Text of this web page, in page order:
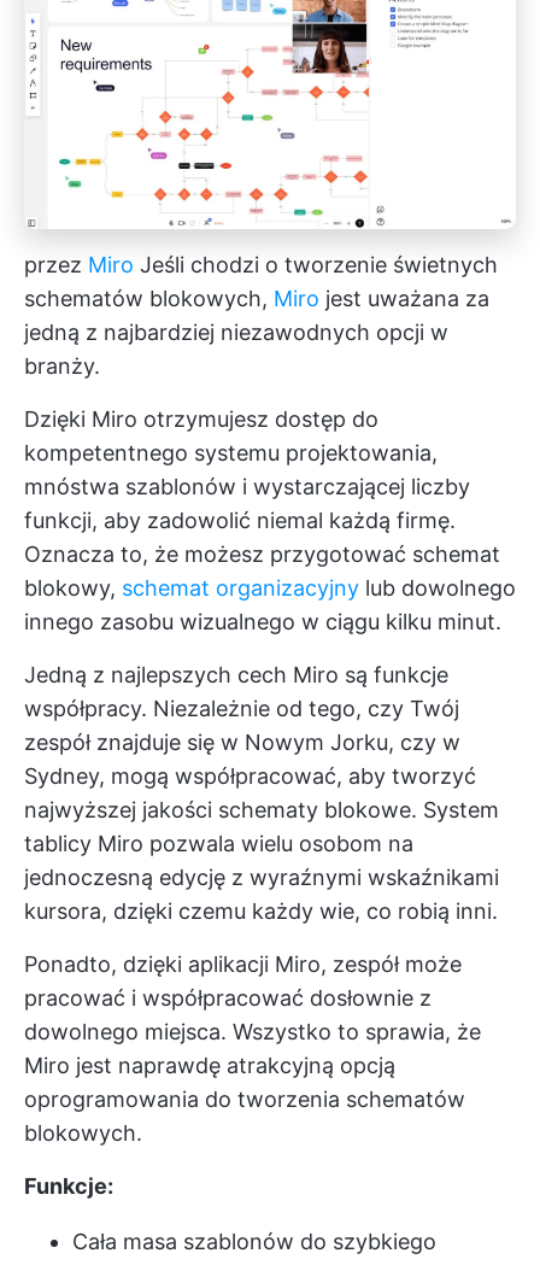
przez Miro Jeśli chodzi o tworzenie świetnych
schematów blokowych, Miro jest uważana za
jedną z najbardziej niezawodnych opcji w
branży.
Dzięki Miro otrzymujesz dostęp do
kompetentnego systemu projektowania,
mnóstwa szablonów i wystarczającej liczby
funkcji, aby zadowolić niemal każdą firmę.
Oznacza to, że możesz przygotować schemat
blokowy, schemat organizacyjny lub dowolnego
innego zasobu wizualnego w ciągu kilku minut.
Jedną z najlepszych cech Miro są funkcje
współpracy. Niezależnie od tego, czy Twój
zespół znajduje się w Nowym Jorku, czy w
Sydney, mogą współpracować, aby tworzyć
najwyższej jakości schematy blokowe. System
tablicy Miro pozwala wielu osobom na
jednoczesną edycję z wyraźnymi wskaźnikami
kursora, dzięki czemu każdy wie, co robią inni.
Ponadto, dzięki aplikacji Miro, zespół może
pracować i współpracować dosłownie z
dowolnego miejsca. Wszystko to sprawia, że
Miro jest naprawdę atrakcyjną opcją
oprogramowania do tworzenia schematów
blokowych.
Funkcje:
Cała masa szablonów do szybkiego